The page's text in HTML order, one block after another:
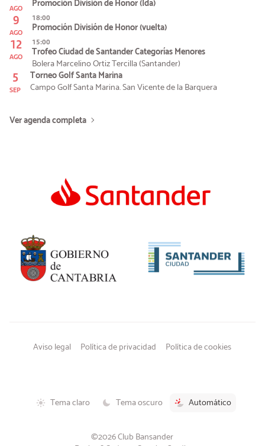
AGO Promoción División de Honor (Ida)
9
AGO
18:00
Promoción División de Honor (vuelta)
12
AGO
15:00
Trofeo Ciudad de Santander Categorías Menores
Bolera Marcelino Ortiz Tercilla (Santander)
5
SEP
Torneo Golf Santa Marina
Campo Golf Santa Marina. San Vicente de la Barquera
Ver agenda completa
Aviso legal Política de privacidad Política de cookies
Tema claro Tema oscuro Automático
©2026 Club Bansander